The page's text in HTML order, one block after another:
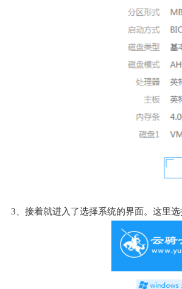
3、接着就进入了选择系统的界面。这里